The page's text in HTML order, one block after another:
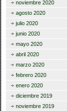
noviembre 2020
agosto 2020
julio 2020
junio 2020
mayo 2020
abril 2020
marzo 2020
febrero 2020
enero 2020
diciembre 2019
noviembre 2019